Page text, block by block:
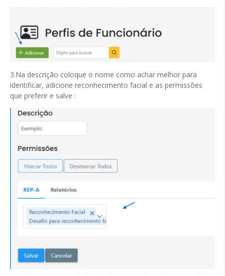
3.Na descrição coloque o nome como achar melhor para
identificar, adicione reconhecimento facial e as permissões
que preferir e salve :